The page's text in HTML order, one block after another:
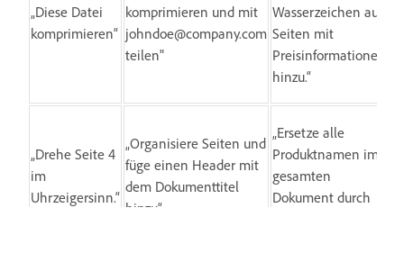
„Diese Datei
komprimieren“
komprimieren und mit
johndoe@company.com
teilen"
Wasserzeichen auf
Seiten mit
Preisinformationen
hinzu.“
„Drehe Seite 4
im
Uhrzeigersinn.“
„Organisiere Seiten und
füge einen Header mit
dem Dokumenttitel
hinzu“
„Ersetze alle
Produktnamen im
gesamten
Dokument durch